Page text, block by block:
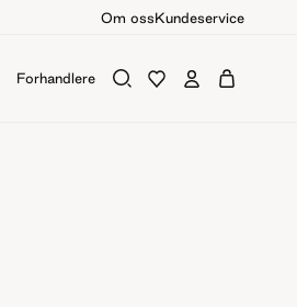
Om ossKundeservice
Forhandlere